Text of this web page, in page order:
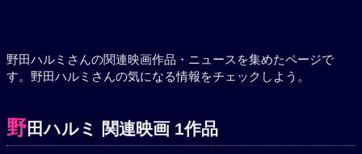
野田ハルミさんの関連映画作品・ニュースを集めたページで
す。野田ハルミさんの気になる情報をチェックしよう。
野田ハルミ 関連映画 1作品